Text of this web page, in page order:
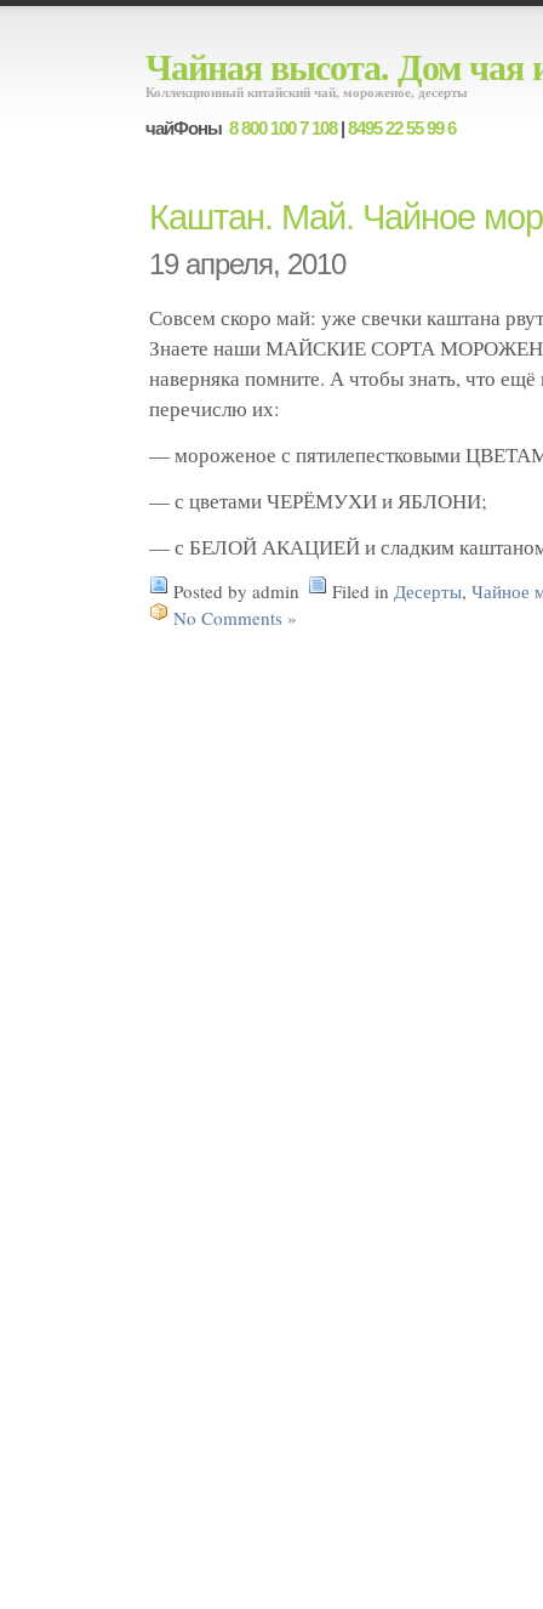
Чайная высота. Дом чая
Коллекционный китайский чай, мороженое, десерты
чайФоны 8 800 100 7 108|8495 22 55 99 6
Каштан. Май. Чайное
19 апреля, 2010
Совсем скоро май: уже свечки каштана
Знаете наши МАЙСКИЕ СОРТА
наверняка помните. А чтобы знать, что
перечислю их:
— мороженое с пятилепестковыми
— с цветами ЧЕРЁМУХИ и ЯБЛОНИ;
— с БЕЛОЙ АКАЦИЕЙ и сладким
Posted by admin Filed in Десерты, Чайное
No Comments »